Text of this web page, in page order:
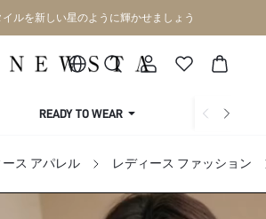
ルを新しい星のように輝かせましょう
READY TO WEAR COLLECTIONS
ース アパレル レディース ファッション